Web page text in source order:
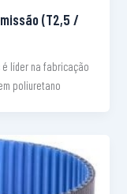
(T2,5 /
é líder na fabricação
poliuretano